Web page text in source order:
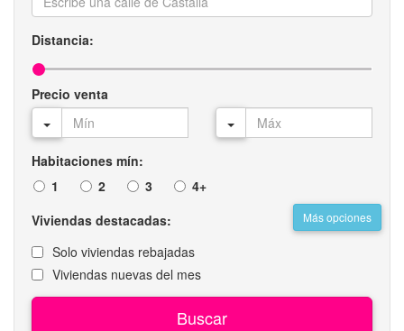
Distancia:
Precio venta
Habitaciones mín:
1
2 3 4+
Más opciones
Viviendas destacadas:
Solo viviendas rebajadas
Viviendas nuevas del mes
Buscar